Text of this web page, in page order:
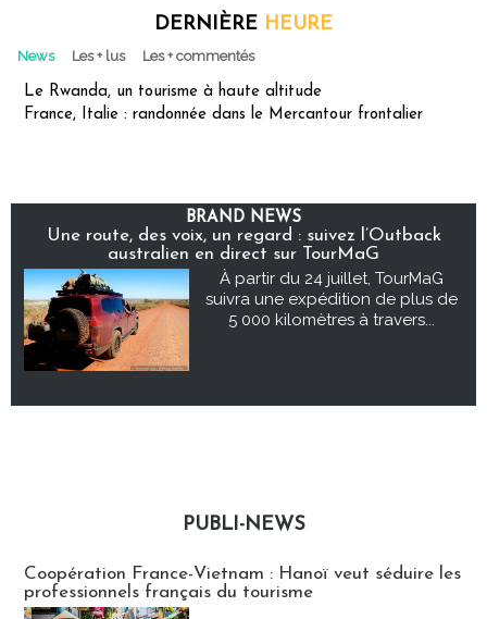
DERNIÈRE HEURE
News Les + lus Les + commentés
Le Rwanda, un tourisme à haute altitude
France, Italie : randonnée dans le Mercantour frontalier
BRAND NEWS
Une route, des voix, un regard : suivez l’Outback
australien en direct sur TourMaG
À partir du 24 juillet, TourMaG
suivra une expédition de plus de
5 000 kilomètres à travers...
PUBLI-NEWS
Coopération France-Vietnam : Hanoï veut séduire les
professionnels français du tourisme